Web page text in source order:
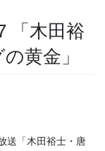
「木田裕
黄金」
送「木田裕士・唐